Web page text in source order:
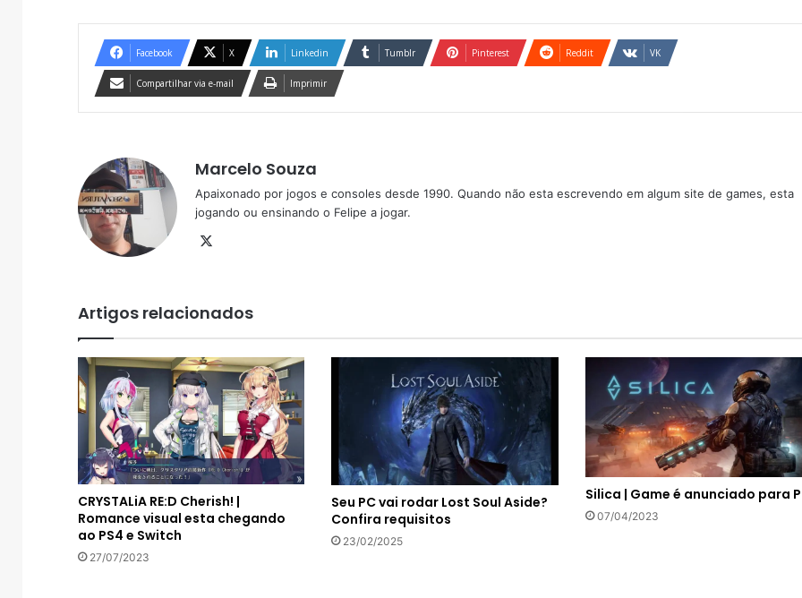
Facebook X Linkedin Tumblr Pinterest Reddit VK
Compartilhar via e-mail Imprimir
Marcelo Souza
Apaixonado por jogos e consoles desde 1990. Quando não esta escrevendo em algum site de games, esta
jogando ou ensinando o Felipe a jogar.
Artigos relacionados
CRYSTALiA RE:D Cherish! |
Romance visual esta chegando
ao PS4 e Switch
27/07/2023
Seu PC vai rodar Lost Soul Aside?
Confira requisitos
23/02/2025
Silica | Game é anunciado para
07/04/2023